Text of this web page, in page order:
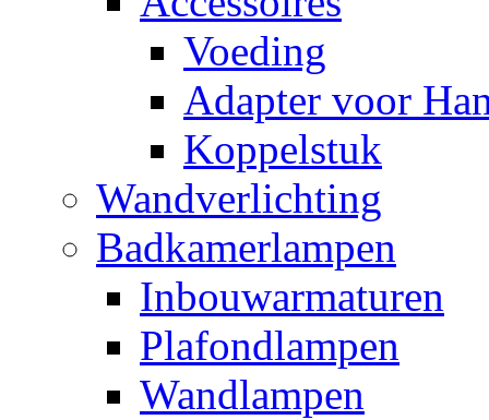
Voeding
Adapter voor
Koppelstuk
Wandverlichting
Badkamerlampen
Inbouwarmaturen
Plafondlampen
Wandlampen